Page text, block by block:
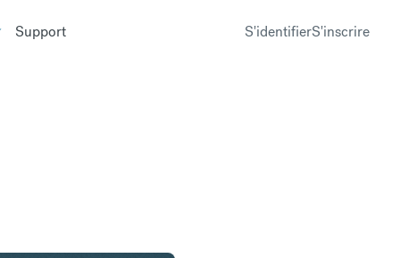
Support S'identifierS'inscrire